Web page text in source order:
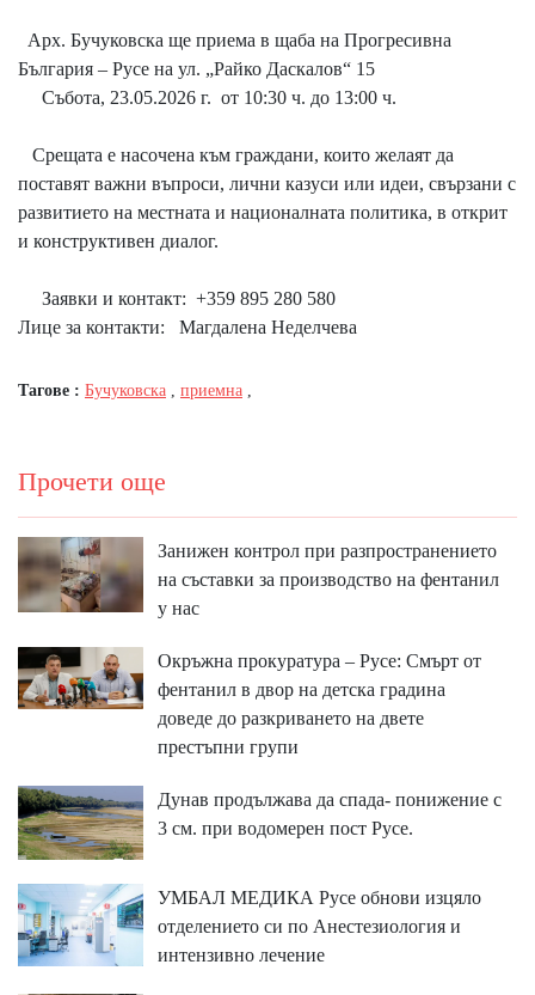
Арх. Бучуковска ще приема в щаба на Прогресивна
България – Русе на ул. „Райко Даскалов“ 15
Събота, 23.05.2026 г. от 10:30 ч. до 13:00 ч.
Срещата е насочена към граждани, които желаят да
поставят важни въпроси, лични казуси или идеи, свързани с
развитието на местната и националната политика, в открит
и конструктивен диалог.
Заявки и контакт: +359 895 280 580
Лице за контакти: Магдалена Неделчева
Тагове : Бучуковска , приемна ,
Прочети още
Занижен контрол при разпространението
на съставки за производство на фентанил
у нас
Окръжна прокуратура – Русе: Смърт от
фентанил в двор на детска градина
доведе до разкриването на двете
престъпни групи
Дунав продължава да спада- понижение с
3 см. при водомерен пост Русе.
УМБАЛ МЕДИКА Русе обнови изцяло
отделението си по Анестезиология и
интензивно лечение